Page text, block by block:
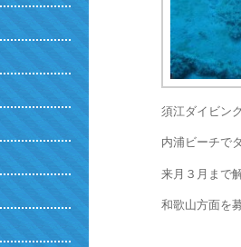
須江ダイビン
内浦ビーチで
来月３月まで
和歌山方面を